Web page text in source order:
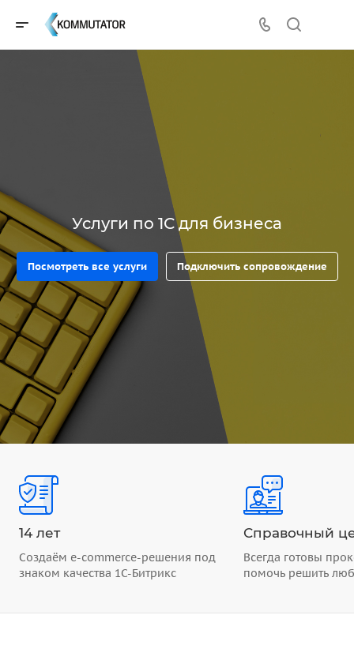
Услуги по 1С для бизнеса
Посмотреть все услуги Подключить сопровождение
14 лет
Создаём e-commerce-решения под
знаком качества 1С-Битрикс
Справочный
Всегда готовы
помочь решить